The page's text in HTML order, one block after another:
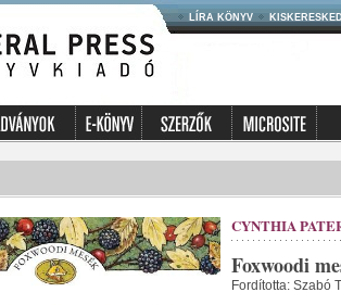
LÍRA KÖNYV
CYNTHIA
Foxwoodi
Fordította: Szabó